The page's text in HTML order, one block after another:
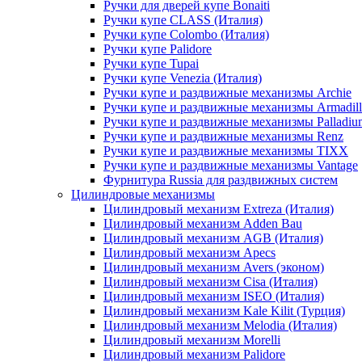
Ручки для дверей купе Bonaiti
Ручки купе CLASS (Италия)
Ручки купе Colombo (Италия)
Ручки купе Palidore
Ручки купе Tupai
Ручки купе Venezia (Италия)
Ручки купе и раздвижные механизмы Archie
Ручки купе и раздвижные механизмы
Ручки купе и раздвижные механизмы
Ручки купе и раздвижные механизмы Renz
Ручки купе и раздвижные механизмы TIXX
Ручки купе и раздвижные механизмы Vantage
Фурнитура Russia для раздвижных систем
Цилиндровые механизмы
Цилиндровый механизм Extreza (Италия)
Цилиндровый механизм Adden Bau
Цилиндровый механизм AGB (Италия)
Цилиндровый механизм Apecs
Цилиндровый механизм Avers (эконом)
Цилиндровый механизм Cisa (Италия)
Цилиндровый механизм ISEO (Италия)
Цилиндровый механизм Kale Kilit (Турция)
Цилиндровый механизм Melodia (Италия)
Цилиндровый механизм Morelli
Цилиндровый механизм Palidore